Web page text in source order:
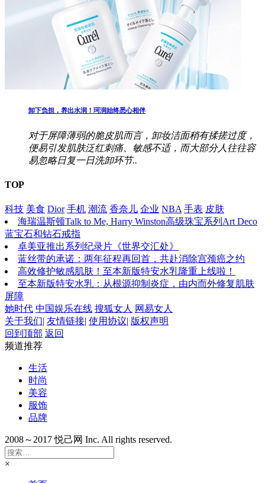
卸下负担，养出水润！珂润始终悉心相伴
对于屏障薄弱的脆皮肌而言，卸妆洁面稍有揉搓过度，
便易引发肌肤泛红刺痛、敏感不适，而大部分人往往容
易忽略日复一日洗卸环节..
TOP
科技 美食 Dior 手机 潮流 香奈儿 企业 NBA 手表 皮肤
海瑞温斯顿Talk to Me, Harry Winston高级珠宝系列Art Deco
蓝宝石和钻石戒指
卓美亚推出系列纪录片《世界交汇处》
蓝丝带的承诺：两年征程再回首，共赴消除宫颈癌之约
高效修护敏感肌肤！至本新版特安水乳隆重上线啦！
至本新版特安水乳：从根源抑制炎症，由内而外修复肌肤
屏障
她时代 中国娱乐在线 搜狐女人 网易女人
关于我们| 友情链接| 使用协议| 版权声明
回到顶部 返回
频道推荐
生活
时尚
美容
服饰
品牌
2008～2017 悦己网 Inc. All rights reserved.
×